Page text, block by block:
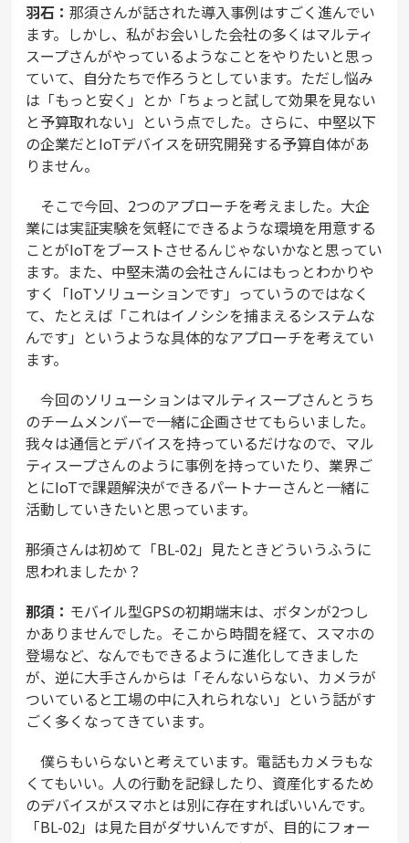
羽石：那須さんが話された導入事例はすごく進んでい
ます。しかし、私がお会いした会社の多くはマルティ
スープさんがやっているようなことをやりたいと思っ
ていて、自分たちで作ろうとしています。ただし悩み
は「もっと安く」とか「ちょっと試して効果を見ない
と予算取れない」という点でした。さらに、中堅以下
の企業だとIoTデバイスを研究開発する予算自体があ
りません。
そこで今回、2つのアプローチを考えました。大企
業には実証実験を気軽にできるような環境を用意する
ことがIoTをブーストさせるんじゃないかなと思ってい
ます。また、中堅未満の会社さんにはもっとわかりや
すく「IoTソリューションです」っていうのではなく
て、たとえば「これはイノシシを捕まえるシステムな
んです」というような具体的なアプローチを考えてい
ます。
今回のソリューションはマルティスープさんとうち
のチームメンバーで一緒に企画させてもらいました。
我々は通信とデバイスを持っているだけなので、マル
ティスープさんのように事例を持っていたり、業界ご
とにIoTで課題解決ができるパートナーさんと一緒に
活動していきたいと思っています。
――那須さんは初めて「BL-02」見たときどういうふうに
思われましたか？
那須： モバイル型GPSの初期端末は、ボタンが2つし
かありませんでした。そこから時間を経て、スマホの
登場など、なんでもできるように進化してきました
が、逆に大手さんからは「そんないらない、カメラが
ついていると工場の中に入れられない」という話がす
ごく多くなってきています。
僕らもいらないと考えています。電話もカメラもな
くてもいい。人の行動を記録したり、資産化するため
のデバイスがスマホとは別に存在すればいいんです。
「BL-02」は見た目がダサいんですが、目的にフォー